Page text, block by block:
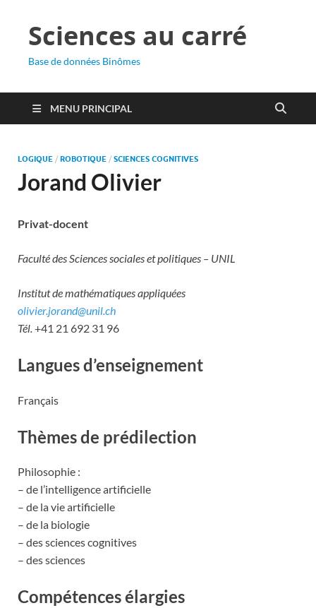
Sciences au carré
Base de données Binômes
MENU PRINCIPAL
LOGIQUE / ROBOTIQUE / SCIENCES COGNITIVES
Jorand Olivier
Privat-docent
Faculté des Sciences sociales et politiques – UNIL
Institut de mathématiques appliquées
olivier.jorand@unil.ch
Tél.+41 21 692 31 96
Langues d’enseignement
Français
Thèmes de prédilection
Philosophie :
– de l’intelligence artificielle
– de la vie artificielle
– de la biologie
– des sciences cognitives
– des sciences
Compétences élargies